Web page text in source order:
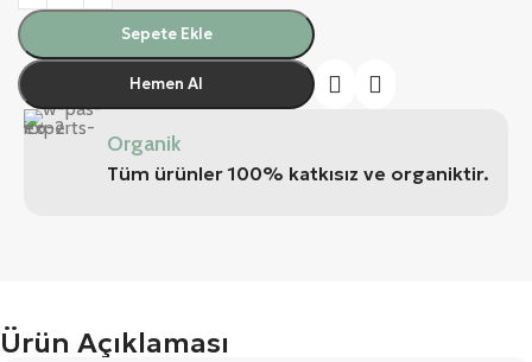
Sepete Ekle
Hemen Al
Organik
Tüm ürünler 100% katkısız ve organiktir.
Ürün Açıklaması